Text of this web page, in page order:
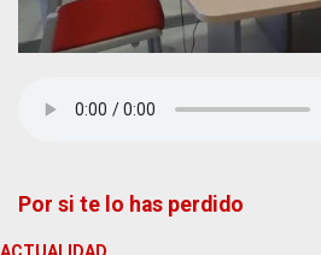
Por si te lo has perdido
ACTUALIDAD